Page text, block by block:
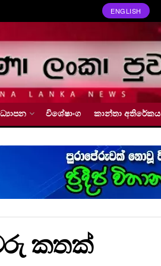
ENGLISH
විශේෂාංග කාන්තා අතිරේකය
කතක්